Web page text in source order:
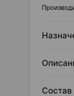
Состав